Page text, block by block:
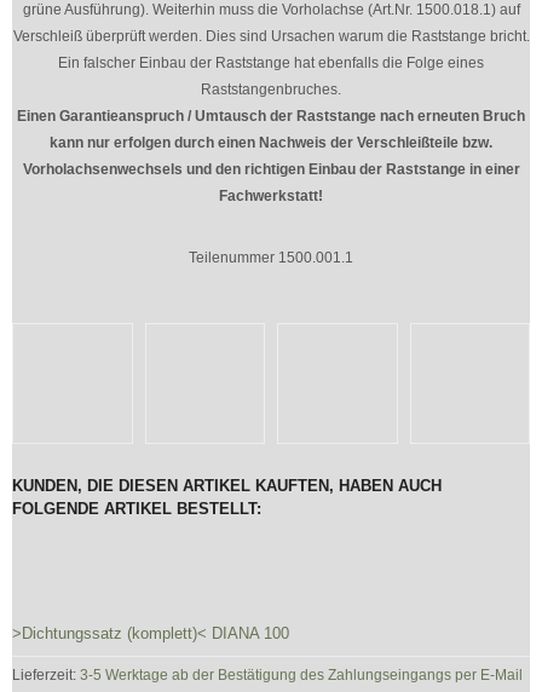
grüne Ausführung). Weiterhin muss die Vorholachse (Art.Nr. 1500.018.1) auf
Verschleiß überprüft werden. Dies sind Ursachen warum die Raststange bricht.
Ein falscher Einbau der Raststange hat ebenfalls die Folge eines
Raststangenbruches.
Einen Garantieanspruch / Umtausch der Raststange nach erneuten Bruch
kann nur erfolgen durch einen Nachweis der Verschleißteile bzw.
Vorholachsenwechsels und den richtigen Einbau der Raststange in einer
Fachwerkstatt!
Teilenummer 1500.001.1
KUNDEN, DIE DIESEN ARTIKEL KAUFTEN, HABEN AUCH
FOLGENDE ARTIKEL BESTELLT:
>Dichtungssatz (komplett)< DIANA 100
Lieferzeit: 3-5 Werktage ab der Bestätigung des Zahlungseingangs per E-Mail